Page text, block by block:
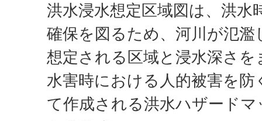
洪水浸水想定区域図は、洪水
確保を図るため、河川が氾濫
想定される区域と浸水深さ
水害時における人的被害を
て作成される洪水ハザード